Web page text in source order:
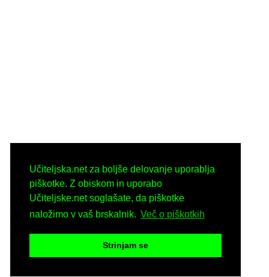
Učiteljska.net za boljše delovanje uporablja
piškotke. Z obiskom in uporabo
Učiteljske.net soglašate, da piškotke
naložimo v vaš brskalnik. Več o piškotkih
Strinjam se